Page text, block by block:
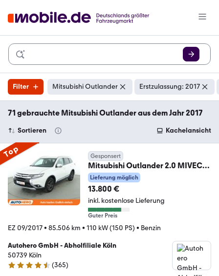
Filter Mitsubishi Outlander Erstzulassung: 2017
71 gebrauchte Mitsubishi Outlander aus dem Jahr 2017
Sortieren Kachelansicht
Top Gesponsert
Mitsubishi Outlander 2.0 MIVEC
Edition 100 2WD*TEMPO*PDC*
Lieferung möglich
13.800 €
inkl. kostenlose Lieferung
Guter Preis
EZ 09/2017• 85.506 km • 110 kW (150 PS) • Benzin
Autohero GmbH - Abholfiliale Köln
50739 Köln
4.6 Sterne
(365)